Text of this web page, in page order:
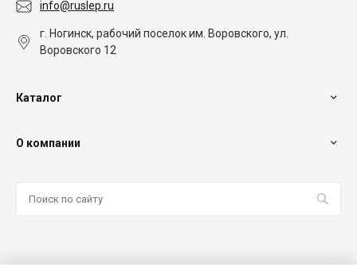
info@ruslep.ru
г. Ногинск, рабочий поселок им. Воровского, ул.
Воровского 12
Каталог
О компании